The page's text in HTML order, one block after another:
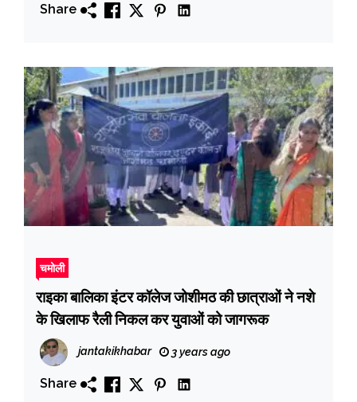
Share
चमोली
राइका बालिका इंटर कॉलेज जोशीमठ की छात्राओं ने नशे
के खिलाफ रैली निकल कर युवाओं को जागरूक
jantakikhabar 3 years ago
Share